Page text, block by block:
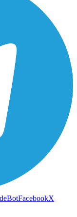
FacebookX